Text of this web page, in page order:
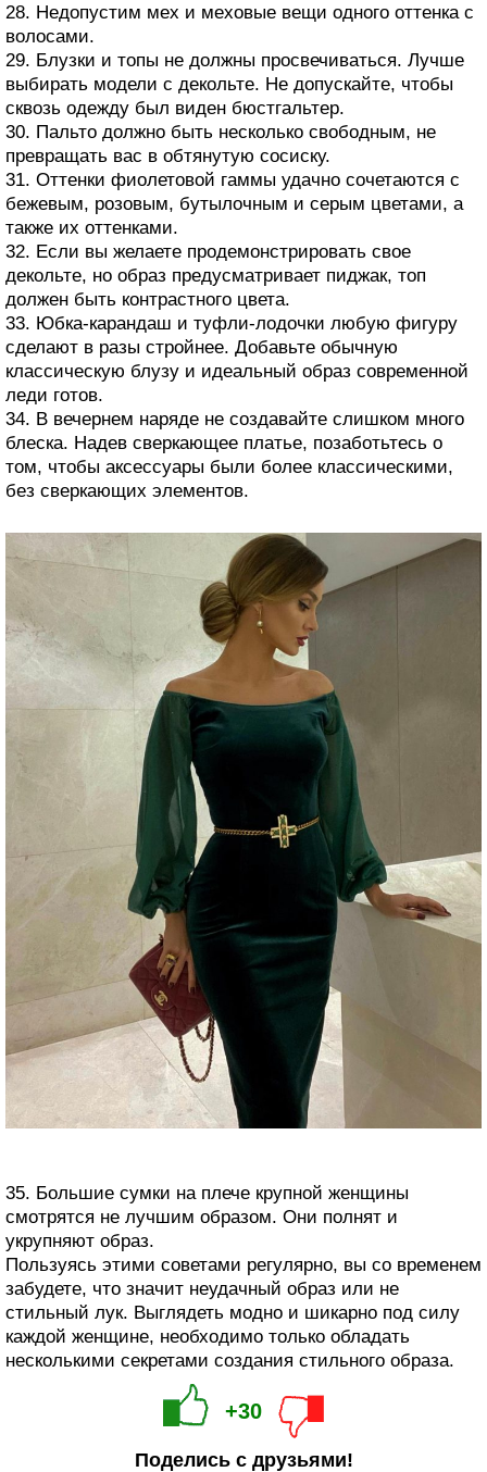
28. Недопустим мех и меховые вещи одного оттенка с
волосами.
29. Блузки и топы не должны просвечиваться. Лучше
выбирать модели с декольте. Не допускайте, чтобы
сквозь одежду был виден бюстгальтер.
30. Пальто должно быть несколько свободным, не
превращать вас в обтянутую сосиску.
31. Оттенки фиолетовой гаммы удачно сочетаются с
бежевым, розовым, бутылочным и серым цветами, а
также их оттенками.
32. Если вы желаете продемонстрировать свое
декольте, но образ предусматривает пиджак, топ
должен быть контрастного цвета.
33. Юбка-карандаш и туфли-лодочки любую фигуру
сделают в разы стройнее. Добавьте обычную
классическую блузу и идеальный образ современной
леди готов.
34. В вечернем наряде не создавайте слишком много
блеска. Надев сверкающее платье, позаботьтесь о
том, чтобы аксессуары были более классическими,
без сверкающих элементов.
35. Большие сумки на плече крупной женщины
смотрятся не лучшим образом. Они полнят и
укрупняют образ.
Пользуясь этими советами регулярно, вы со временем
забудете, что значит неудачный образ или не
стильный лук. Выглядеть модно и шикарно под силу
каждой женщине, необходимо только обладать
несколькими секретами создания стильного образа.
+30
Поделись с друзьями!